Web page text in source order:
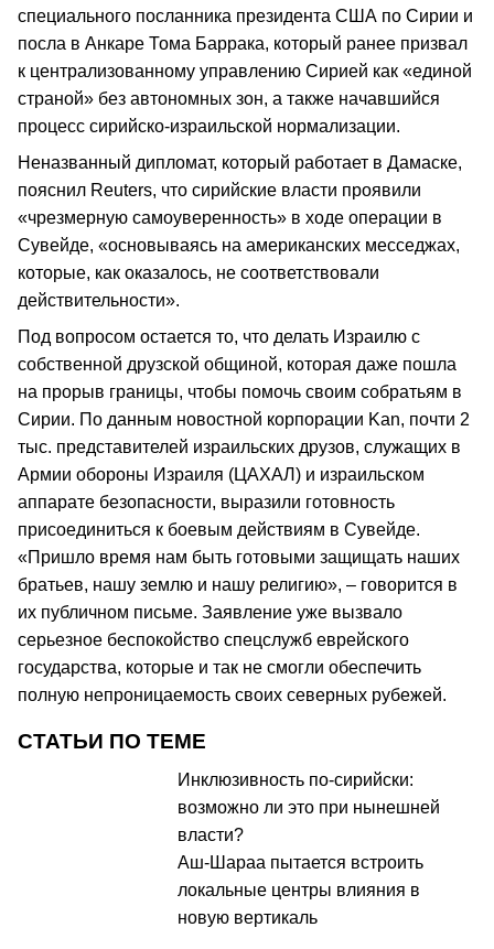
специального посланника президента США по Сирии и
посла в Анкаре Тома Баррака, который ранее призвал
к централизованному управлению Сирией как «единой
страной» без автономных зон, а также начавшийся
процесс сирийско-израильской нормализации.
Неназванный дипломат, который работает в Дамаске,
пояснил Reuters, что сирийские власти проявили
«чрезмерную самоуверенность» в ходе операции в
Сувейде, «основываясь на американских месседжах,
которые, как оказалось, не соответствовали
действительности».
Под вопросом остается то, что делать Израилю с
собственной друзской общиной, которая даже пошла
на прорыв границы, чтобы помочь своим собратьям в
Сирии. По данным новостной корпорации Kan, почти 2
тыс. представителей израильских друзов, служащих в
Армии обороны Израиля (ЦАХАЛ) и израильском
аппарате безопасности, выразили готовность
присоединиться к боевым действиям в Сувейде.
«Пришло время нам быть готовыми защищать наших
братьев, нашу землю и нашу религию», – говорится в
их публичном письме. Заявление уже вызвало
серьезное беспокойство спецслужб еврейского
государства, которые и так не смогли обеспечить
полную непроницаемость своих северных рубежей.
СТАТЬИ ПО ТЕМЕ
Инклюзивность по-сирийски:
возможно ли это при нынешней
власти?
Аш-Шараа пытается встроить
локальные центры влияния в
новую вертикаль